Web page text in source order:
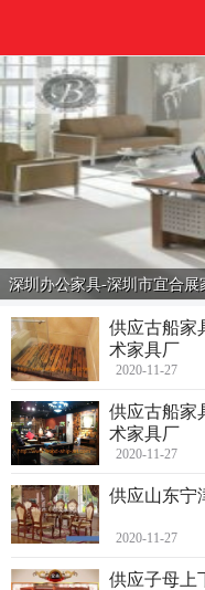
深圳办公家具-深圳市宜合展
供应古船家
术家具厂
2020-11-27
供应古船家
术家具厂
2020-11-27
供应山东宁
2020-11-27
供应子母上